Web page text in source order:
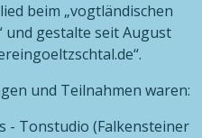
beim „vogtländischen
und gestalte seit August
und Teilnahmen waren:
- Tonstudio (Falkensteiner